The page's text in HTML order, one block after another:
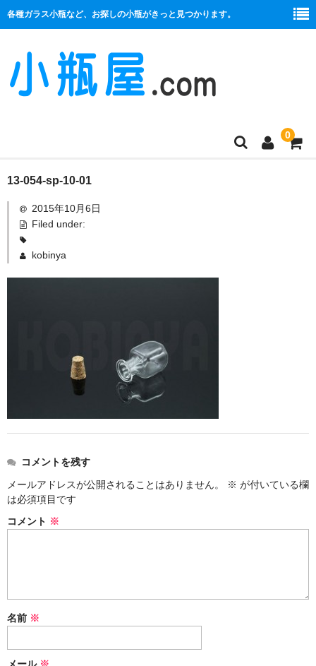
各種ガラス小瓶など、お探しの小瓶がきっと見つかります。
0
商品一覧
絞り口
ふた付き
単品
セット
13-054-sp-10-01
2015年10月6日
Filed under:
kobinya
コメントを残す
メールアドレスが公開されることはありません。
※ が付いている欄
は必須項目です
コメント ※
名前 ※